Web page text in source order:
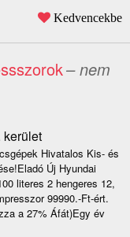
Kedvencekbe
– nem
kerület
Hivatalos Kis- és
Új Hyundai
literes 2 hengeres 12,
99990.-Ft-ért.
a 27% Áfát)Egy év